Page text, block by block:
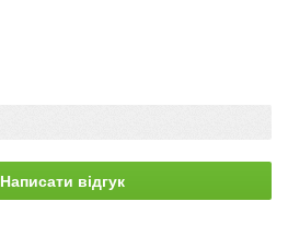
Написати відгук